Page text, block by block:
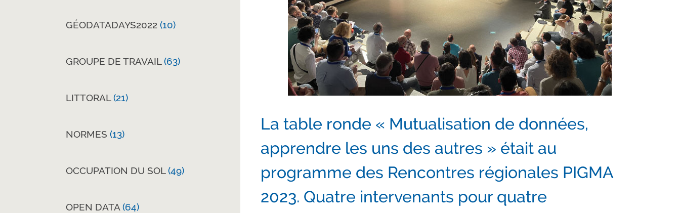
GÉODATADAYS2022 (10)
GROUPE DE TRAVAIL(63)
LITTORAL(21)
NORMES (13)
OCCUPATION DU SOL(49)
OPEN DATA (64)
La table ronde « Mutualisation de données,
apprendre les uns des autres » était au
programme des Rencontres régionales PIGMA
2023. Quatre intervenants pour quatre